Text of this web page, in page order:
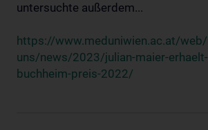
untersuchte außerdem...
https://www.meduniwien.ac.at/
uns/news/2023/julian-maier-
buchheim-preis-2022/